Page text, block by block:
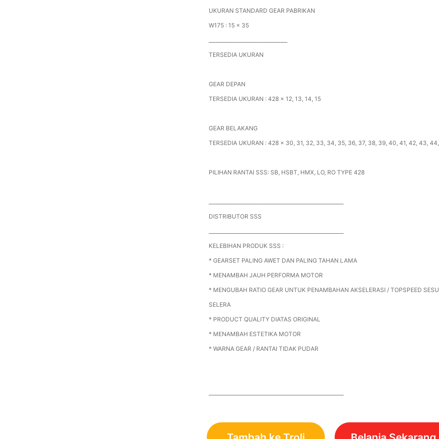
UKURAN STANDARD GEAR PABRIKAN
W175 : 15 x 35
TERSEDIA UKURAN
GEAR DEPAN
TERSEDIA UKURAN : 428 x 12, 13, 14, 15
GEAR BELAKANG
TERSEDIA UKURAN : 428 x 30, 31, 32, 33, 34, 35, 36, 37, 38, 39, 40, 41, 42, 43,
PILIHAN RANTAI SSS: SB, HSBT, HMX, LO, RO TYPE 428
DISTRIBUTOR SSS
KELEBIHAN PRODUK SSS :
* GEARSET PALING AWET DAN PALING TAHAN LAMA
* MENAMBAH JAUH PERFORMA MOTOR
* MENGUBAH RATIO GEAR UNTUK PENAMBAHAN AKSELERASI / TOPSPEED
SELERA
* PRODUCT QUALITY DIATAS ORIGINAL
* MENAMBAH ESTETIKA MOTOR
* WARNA GEAR / RANTAI TIDAK PUDAR